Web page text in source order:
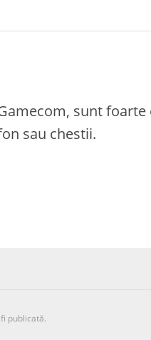
sunt foarte
sau chestii.
publicată.